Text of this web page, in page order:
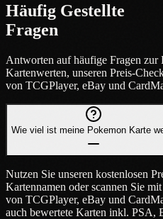
Häufig Gestellte
Fragen
Antworten auf häufige Fragen zur
Kartenwerten, unseren Preis-
von TCGPlayer, eBay und
Wie viel ist meine Pokemon Karte
Nutzen Sie unseren kostenlosen
Kartennamen oder scannen Sie
von TCGPlayer, eBay und
auch bewertete Karten inkl. PSA,